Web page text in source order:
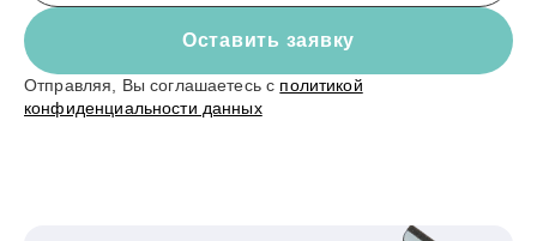
Оставить заявку
Отправляя, Вы соглашаетесь с политикой
конфиденциальности данных